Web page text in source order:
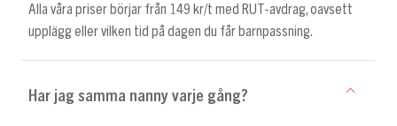
Alla våra priser börjar från 149 kr/t med RUT-avdrag, oavsett
upplägg eller vilken tid på dagen du får barnpassning.
Har jag samma nanny varje gång?